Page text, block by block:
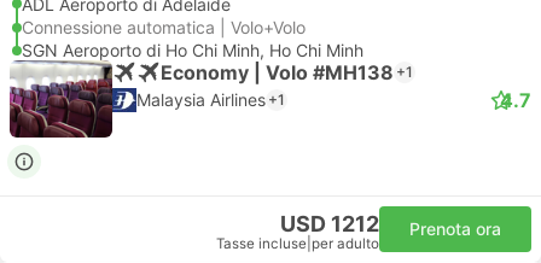
ADL Aeroporto di Adelaide
Connessione automatica | Volo+Volo
SGN Aeroporto di Ho Chi Minh, Ho Chi Minh
Economy | Volo #MH138 +1
Malaysia Airlines +1 4.7
USD 1212
Tasse incluse per adulto
Prenota ora